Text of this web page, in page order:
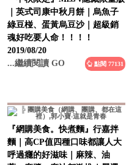
｜英式司康中秋月餅｜烏魚子
綠豆椪、蛋黃烏豆沙｜超級銷
魂好吃要人命！！！！
2019/08/20
...繼續閱讀 GO
點閱 77131
『網購美食。快煮麵』行嘉拌
麵｜高CP值四種口味都讓人大
呼過癮的好滋味｜麻辣、油